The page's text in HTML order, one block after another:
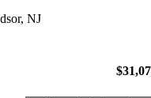
NJ